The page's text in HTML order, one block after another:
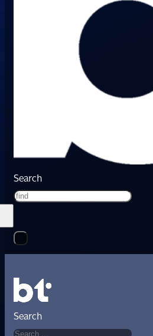
Search
Search